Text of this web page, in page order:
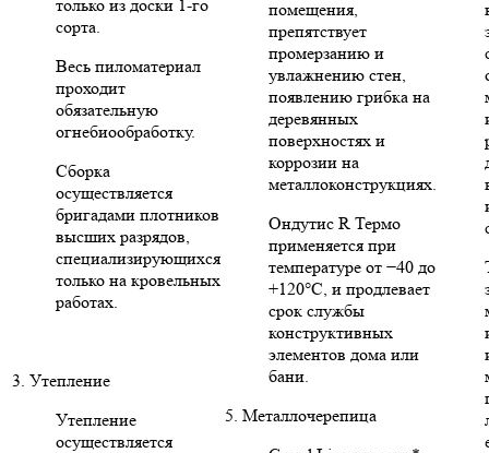
только из доски 1-го
сорта.
Весь пиломатериал
проходит
обязательную
огнебиообработку.
Сборка
осуществляется
бригадами плотников
высших разрядов,
специализирующихся
только на кровельных
работах.
3. Утепление
Утепление
осуществляется
помещения,
препятствует
промерзанию и
увлажнению стен,
появлению грибка на
деревянных
поверхностях и
коррозии на
металлоконструкциях.
Ондутис R Термо
применяется при
температуре от −40 до
+120°C, и продлевает
срок службы
конструктивных
элементов дома или
бани.
5. Металлочерепица